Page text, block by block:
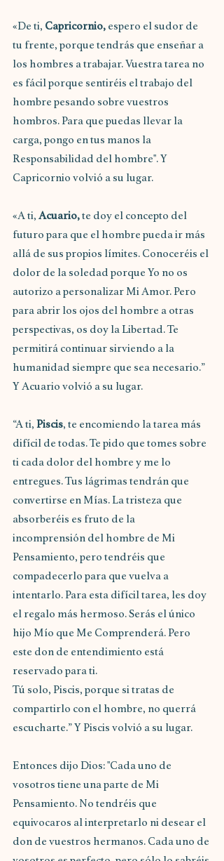
«De ti, Capricornio, espero el sudor de
tu frente, porque tendrás que enseñar a
los hombres a trabajar. Vuestra tarea no
es fácil porque sentiréis el trabajo del
hombre pesando sobre vuestros
hombros. Para que puedas llevar la
carga, pongo en tus manos la
Responsabilidad del hombre". Y
Capricornio volvió a su lugar.
«A ti, Acuario, te doy el concepto del
futuro para que el hombre pueda ir más
allá de sus propios límites. Conoceréis el
dolor de la soledad porque Yo no os
autorizo a personalizar Mi Amor. Pero
para abrir los ojos del hombre a otras
perspectivas, os doy la Libertad. Te
permitirá continuar sirviendo a la
humanidad siempre que sea necesario.”
Y Acuario volvió a su lugar.
“A ti, Piscis, te encomiendo la tarea más
difícil de todas. Te pido que tomes sobre
ti cada dolor del hombre y me lo
entregues. Tus lágrimas tendrán que
convertirse en Mías. La tristeza que
absorberéis es fruto de la
incomprensión del hombre de Mi
Pensamiento, pero tendréis que
compadecerlo para que vuelva a
intentarlo. Para esta difícil tarea, les doy
el regalo más hermoso. Serás el único
hijo Mío que Me Comprenderá. Pero
este don de entendimiento está
reservado para ti.
Tú solo, Piscis, porque si tratas de
compartirlo con el hombre, no querrá
escucharte.” Y Piscis volvió a su lugar.
Entonces dijo Dios: "Cada uno de
vosotros tiene una parte de Mi
Pensamiento. No tendréis que
equivocaros al interpretarlo ni desear el
don de vuestros hermanos. Cada uno de